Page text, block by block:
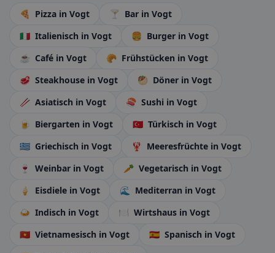
🍕 Pizza in Vogt 🍸 Bar in Vogt
🇮🇹 Italienisch in Vogt 🍔 Burger in Vogt
☕ Café in Vogt 🥐 Frühstücken in Vogt
🥩 Steakhouse in Vogt 🥙 Döner in Vogt
🥢 Asiatisch in Vogt 🍣 Sushi in Vogt
🍺 Biergarten in Vogt 🇹🇷 Türkisch in Vogt
🇬🇷 Griechisch in Vogt 🦞 Meeresfrüchte in Vogt
🍷
Weinbar in Vogt 🥕 Vegetarisch in Vogt
🍦
Eisdiele in Vogt 🌊 Mediterran in Vogt
🍛 Indisch in Vogt 🍽️ Wirtshaus in Vogt
🇻🇳 Vietnamesisch in Vogt 🇪🇸 Spanisch in Vogt